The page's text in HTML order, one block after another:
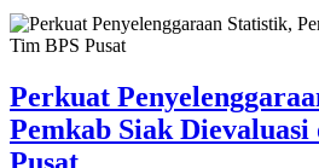
Perkuat
Pemkab Siak